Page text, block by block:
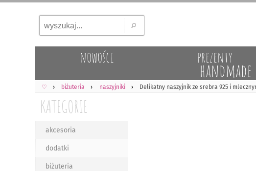
nowości prezenty
handmade
♡ biżuteria naszyjniki Delikatny naszyjnik ze srebra 925 i
KATEGORIE
akcesoria
dodatki
biżuteria